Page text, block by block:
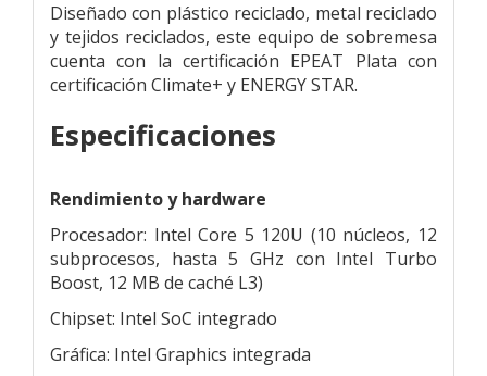
Diseñado con plástico reciclado, metal reciclado
y tejidos reciclados, este equipo de sobremesa
cuenta con la certificación EPEAT Plata con
certificación Climate+ y ENERGY STAR.
Especificaciones
Rendimiento y hardware
Procesador: Intel Core 5 120U (10 núcleos, 12
subprocesos, hasta 5 GHz con Intel Turbo
Boost, 12 MB de caché L3)
Chipset: Intel SoC integrado
Gráfica: Intel Graphics integrada